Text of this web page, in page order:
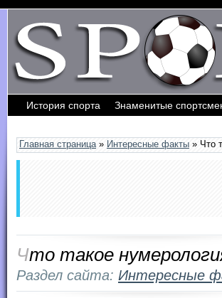
История спорта Знаменитые
Главная страница» Интересные факты » Что
Что такое
Раздел сайта: Интересные